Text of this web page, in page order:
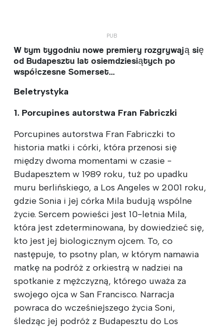
W tym tygodniu nowe premiery rozgrywają się
od Budapesztu lat osiemdziesiątych po
współczesne Somerset...
Beletrystyka
1. Porcupines autorstwa Fran Fabriczki
Porcupines autorstwa Fran Fabriczki to
historia matki i córki, która przenosi się
między dwoma momentami w czasie -
Budapesztem w 1989 roku, tuż po upadku
muru berlińskiego, a Los Angeles w 2001 roku,
gdzie Sonia i jej córka Mila budują wspólne
życie. Sercem powieści jest 10-letnia Mila,
która jest zdeterminowana, by dowiedzieć się,
kto jest jej biologicznym ojcem. To, co
następuje, to psotny plan, w którym namawia
matkę na podróż z orkiestrą w nadziei na
spotkanie z mężczyzną, którego uważa za
swojego ojca w San Francisco. Narracja
powraca do wcześniejszego życia Soni,
śledząc jej podróż z Budapesztu do Los